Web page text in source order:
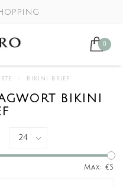
0
bikini brief
BIKINI
Max: €5